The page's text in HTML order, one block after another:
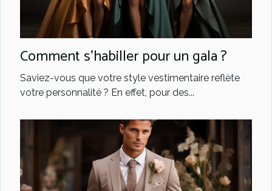
Comment s’habiller pour un gala ?
Saviez-vous que votre style vestimentaire reflète
votre personnalité ? En effet, pour des...